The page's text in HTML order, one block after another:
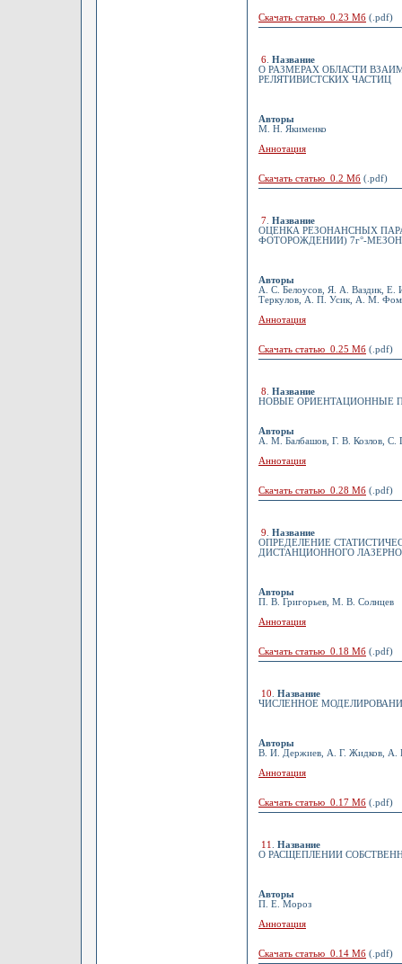
Скачать статью 0.23 Мб (.pdf)
6 Название
О РАЗМЕРАХ ОБЛАСТИ
РЕЛЯТИВИСТСКИХ ЧАСТИЦ
Авторы
М. Н. Якименко
Аннотация
Скачать статью 0.2 Мб (.pdf)
7 Название
ОЦЕНКА РЕЗОНАНСНЫХ
ФОТОРОЖДЕНИИ) 7г°-
Авторы
А. С. Белоусов, Я. А. Ваздик,
Теркулов, А. П. Усик, А. М.
Аннотация
Скачать статью 0.25 Мб (.pdf)
8
Название
НОВЫЕ ОРИЕНТАЦИОННЫЕ
Авторы
А. М. Балбашов, Г. В. Козлов,
Аннотация
Скачать статью 0.28 Мб (.pdf)
9
Название
ОПРЕДЕЛЕНИЕ
ДИСТАНЦИОННОГО
Авторы
П. В. Григорьев, М. В. Солнцев
Аннотация
Скачать статью 0.18 Мб (.pdf)
10
Название
ЧИСЛЕННОЕ
Авторы
В. И. Держиев, А. Г. Жидков, А.
Аннотация
Скачать статью 0.17 Мб (.pdf)
11
Название
О РАСЩЕПЛЕНИИ
Авторы
П. Е. Мороз
Аннотация
Скачать статью 0.14 Мб (.pdf)